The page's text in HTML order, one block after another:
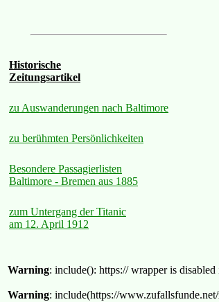
Historische
Zeitungsartikel
zu Auswanderungen nach Baltimore
zu berühmten Persönlichkeiten
Besondere Passagierlisten
Baltimore - Bremen aus 1885
zum Untergang der Titanic
am 12. April 1912
Warning: include(): https:// wrapper is
Warning: include(https://